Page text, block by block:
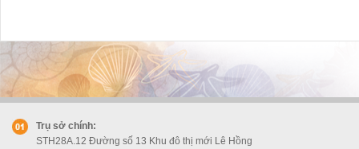
Trụ sở chính:
STH28A.12 Đường số 13 Khu đô thị mới Lê Hồng